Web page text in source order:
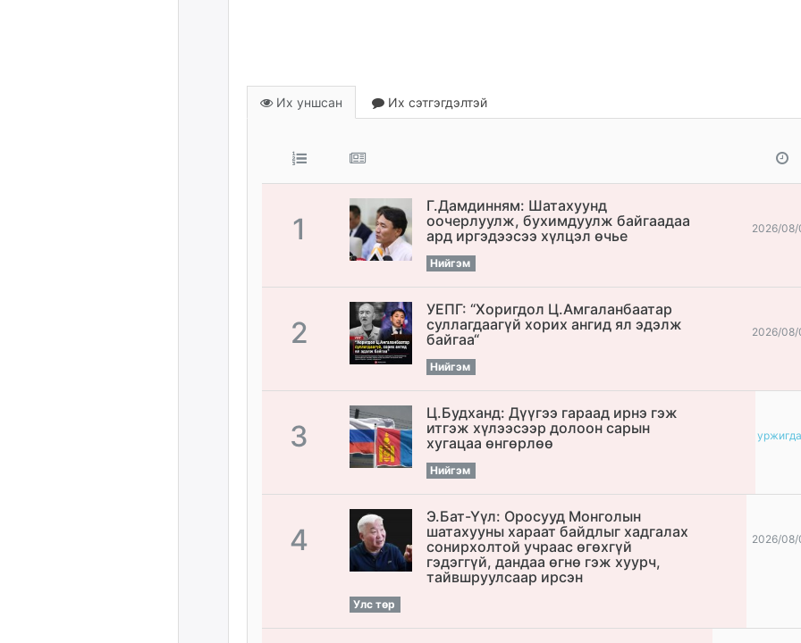
Их уншсан Их сэтгэгдэлтэй
1
Г.Дамдинням: Шатахуунд
оочерлуулж, бухимдуулж байгаадаа
ард иргэдээсээ хүлцэл өчье
Нийгэм
2026/08/
2
УЕПГ: “Хоригдол Ц.Амгаланбаатар
cуллагдаагүй хорих ангид ял эдэлж
байгаа“
Нийгэм
2026/08/
3
Ц.Будханд: Дүүгээ гараад ирнэ гэж
итгэж хүлээсээр долоон сарын
хугацаа өнгөрлөө
Нийгэм
4
Э.Бат-Үүл: Оросууд Монголын
шатахууны хараат байдлыг хадгалах
сонирхолтой учраас өгөхгүй
гэдэггүй, дандаа өгнө гэж хуурч,
тайвшруулсаар ирсэн
Улс төр
2026/08/